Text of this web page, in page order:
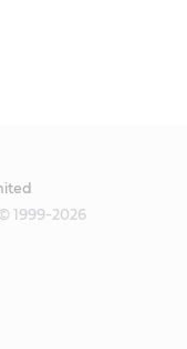
1999-2026